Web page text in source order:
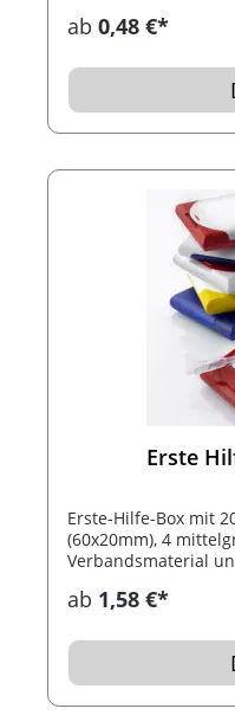
ab 0,48 €*
Erste
Erste-Hilfe-Box mit
(60x20mm), 4
Verbandsmaterial
ab 1,58 €*